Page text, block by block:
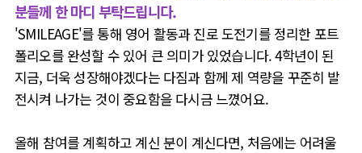
분들께 한 마디 부탁드립니다.
'SMILEAGE'를 통해 영어 활동과 진로 도전기를 정리한 포트
폴리오를 완성할 수 있어 큰 의미가 있었습니다. 4학년이 된
지금, 더욱 성장해야겠다는 다짐과 함께 제 역량을 꾸준히 발
전시켜 나가는 것이 중요함을 다시금 느꼈어요.
올해 참여를 계획하고 계신 분이 계신다면, 처음에는 어려울